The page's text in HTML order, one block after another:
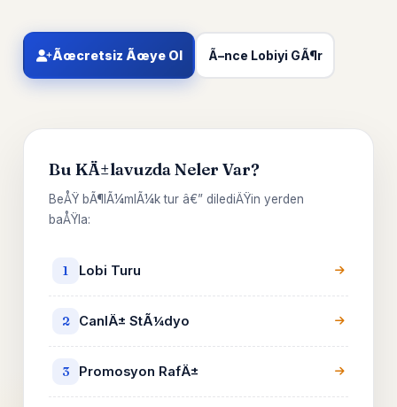
Ãœcretsiz Ãœye Ol Ã–nce Lobiyi GÃ¶r
Bu KÄ±lavuzda Neler Var?
BeÅŸ bÃ¶lÃ¼mlÃ¼k tur â€” dilediÄŸin yerden
baÅŸla:
1 Lobi Turu
2 CanlÄ± StÃ¼dyo
3 Promosyon RafÄ±